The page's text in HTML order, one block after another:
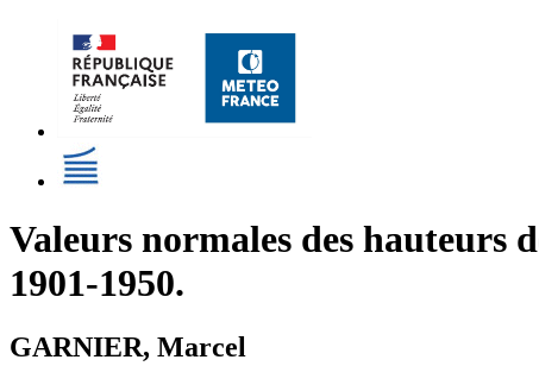
Valeurs normales des hauteurs
1901-1950.
GARNIER, Marcel